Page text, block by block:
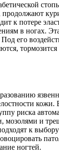
продолжают
к потере
в ногах.
его
тормозится
кожи.
риска
мозолями и
к
ногтей.